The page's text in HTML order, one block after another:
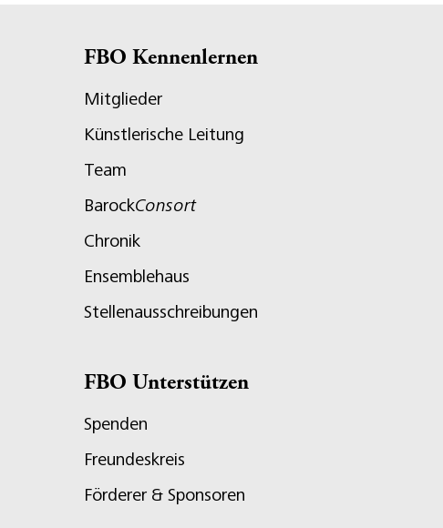
FBO Kennenlernen
Mitglieder
Künstlerische Leitung
Team
BarockConsort
Chronik
Ensemblehaus
Stellenausschreibungen
FBO Unterstützen
Spenden
Freundeskreis
Förderer & Sponsoren